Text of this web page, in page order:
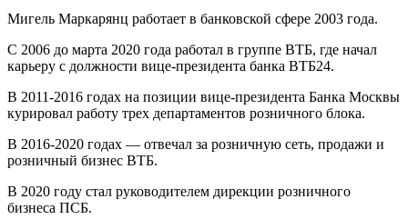
Мигель Маркарянц работает в банковской сфере 2003 года.
С 2006 до марта 2020 года работал в группе ВТБ, где начал
карьеру с должности вице-президента банка ВТБ24.
В 2011-2016 годах на позиции вице-президента Банка Москвы
курировал работу трех департаментов розничного блока.
В 2016-2020 годах — отвечал за розничную сеть, продажи и
розничный бизнес ВТБ.
В 2020 году стал руководителем дирекции розничного
бизнеса ПСБ.